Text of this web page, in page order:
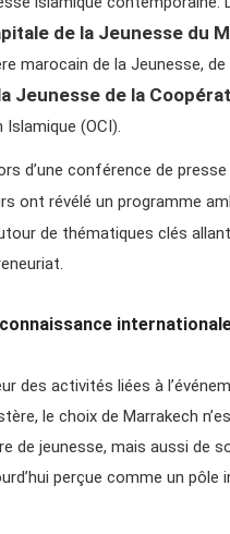
de la Jeunesse du
marocain de la Jeunesse,
Jeunesse de la
Islamique (OCI).
d’une conférence de
ont révélé un programme
de thématiques clés
des activités liées à
le choix de Marrakech
de jeunesse, mais aussi de
perçue comme un pôle